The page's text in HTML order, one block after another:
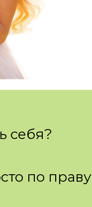
себя?
по праву